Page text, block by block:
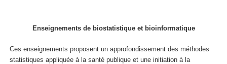
Enseignements de biostatistique et bioinformatique
Ces enseignements proposent un approfondissement des méthodes
statistiques appliquée à la santé publique et une initiation à la